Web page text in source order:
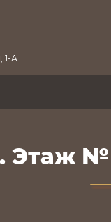
1-А
Этаж №